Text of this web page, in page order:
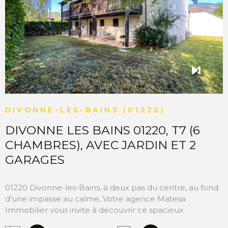
appartement Divonne les Bains 01220
DIVONNE-LES-BAINS (01220)
DIVONNE LES BAINS 01220, T7 (6
CHAMBRES), AVEC JARDIN ET 2
GARAGES
01220 Divonne-les-Bains, à deux pas du centre, au fond
d’une impasse au calme, Votre agence Matesa
Immobilier vous invite à découvrir ce spacieux
VOIR LE BIEN